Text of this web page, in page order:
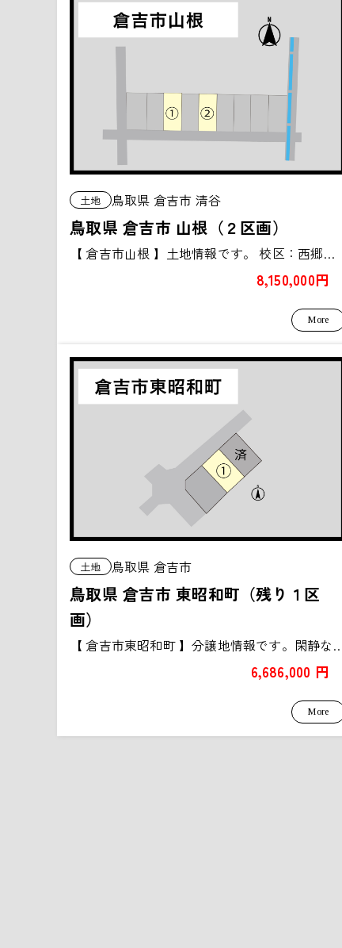
土地 鳥取県 倉吉市 清谷
鳥取県 倉吉市 山根（２区画）
【 倉吉市山根 】土地情報です。 校区：西郷小学校／河北中学...
8,150,000円
More
土地 鳥取県 倉吉市
鳥取県 倉吉市 東昭和町（残り１区
画）
【 倉吉市東昭和町 】分譲地情
6,686,000 円
More